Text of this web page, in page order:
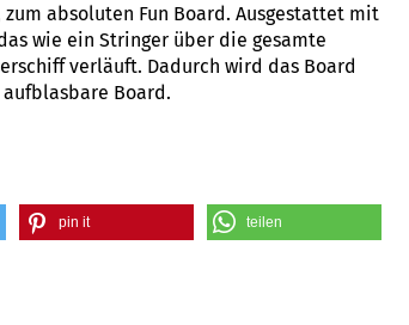
absoluten Fun Board. Ausgestattet mit
wie ein Stringer über die gesamte
verläuft. Dadurch wird das Board
Board.
pin it teilen